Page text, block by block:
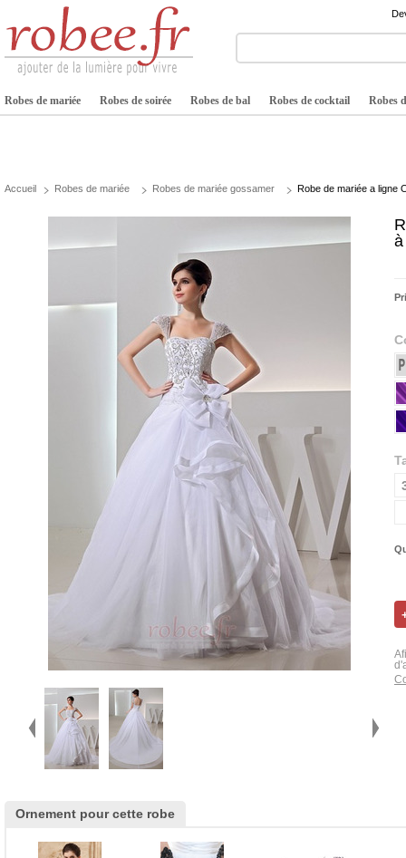
Robes de mariée Robes de soirée Robes de bal Robes de cocktail Robes
Accueil Robes de mariée Robes de mariée gossamer Robe de mariée a ligne
Ornement pour cette robe